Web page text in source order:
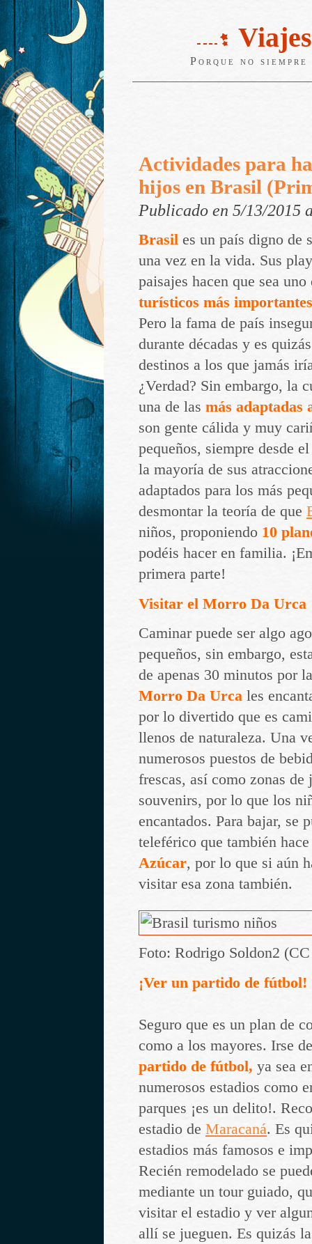
Porque no
Actividades para
hijos en Brasil
Publicado en 5/13/2015
Brasil es un país digno de
una vez en la vida. Sus
paisajes hacen que sea
turísticos más importantes
Pero la fama de país
durante décadas y es
destinos a los que jamás
¿Verdad? Sin embargo, la
una de las más adaptadas
son gente cálida y muy
pequeños, siempre desde
la mayoría de sus
adaptados para los más
desmontar la teoría de que
niños, proponiendo 10
podéis hacer en familia.
primera parte!
Visitar el Morro Da Urca
Caminar puede ser algo
pequeños, sin embargo,
de apenas 30 minutos por
Morro Da Urca les
por lo divertido que es
llenos de naturaleza. Una
numerosos puestos de
frescas, así como zonas de
souvenirs, por lo que los
encantados. Para bajar, se
teleférico que también
Azúcar, por lo que si aún
visitar esa zona también.
Foto: Rodrigo Soldon2
¡Ver un partido de fútbol!
Seguro que es un plan de
como a los mayores. Irse
partido de fútbol, ya sea
numerosos estadios como
parques ¡es un delito!.
estadio de Maracaná. Es
estadios más famosos e
Recién remodelado se
mediante un tour guiado,
visitar el estadio y ver
allí se jueguen. Es quizás